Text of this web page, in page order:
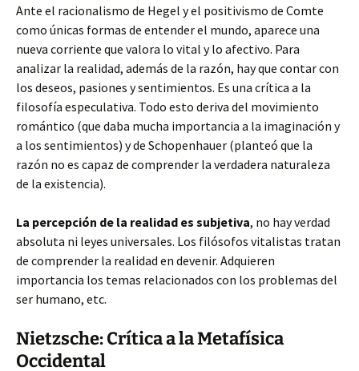
Ante el racionalismo de Hegel y el positivismo de Comte
como únicas formas de entender el mundo, aparece una
nueva corriente que valora lo vital y lo afectivo. Para
analizar la realidad, además de la razón, hay que contar con
los deseos, pasiones y sentimientos. Es una crítica a la
filosofía especulativa. Todo esto deriva del movimiento
romántico (que daba mucha importancia a la imaginación y
a los sentimientos) y de Schopenhauer (planteó que la
razón no es capaz de comprender la verdadera naturaleza
de la existencia).
La percepción de la realidad es subjetiva, no hay verdad
absoluta ni leyes universales. Los filósofos vitalistas tratan
de comprender la realidad en devenir. Adquieren
importancia los temas relacionados con los problemas del
ser humano, etc.
Nietzsche: Crítica a la Metafísica
Occidental